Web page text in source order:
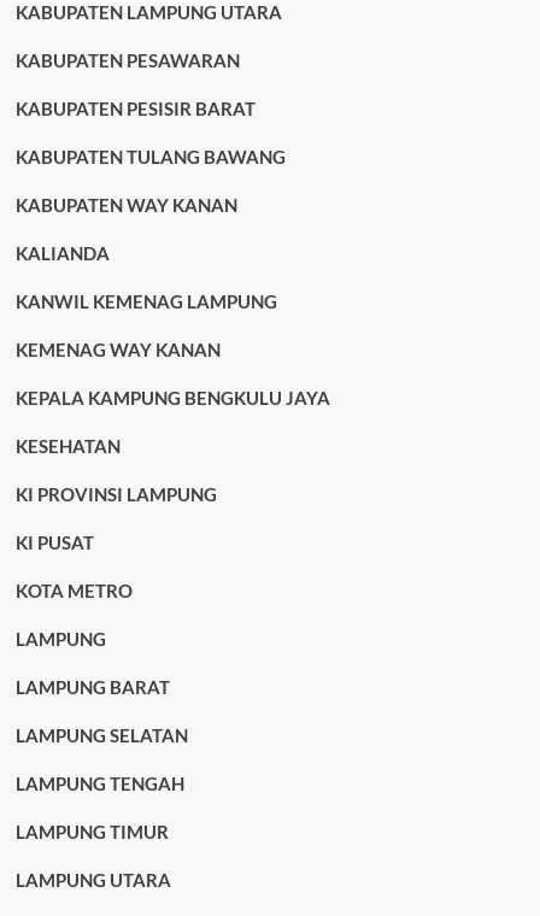
KABUPATEN LAMPUNG UTARA
KABUPATEN PESAWARAN
KABUPATEN PESISIR BARAT
KABUPATEN TULANG BAWANG
KABUPATEN WAY KANAN
KALIANDA
KANWIL KEMENAG LAMPUNG
KEMENAG WAY KANAN
KEPALA KAMPUNG BENGKULU JAYA
KESEHATAN
KI PROVINSI LAMPUNG
KI PUSAT
KOTA METRO
LAMPUNG
LAMPUNG BARAT
LAMPUNG SELATAN
LAMPUNG TENGAH
LAMPUNG TIMUR
LAMPUNG UTARA